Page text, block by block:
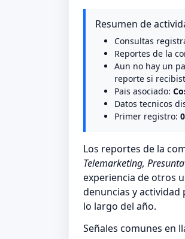
Resumen de
Consultas
Reportes de la
Aun no hay un
reporte si
Pais asociado:
Datos tecnicos
Primer registro:
Los reportes de la
Telemarketing,
experiencia de otros
denuncias y actividad
lo largo del año.
Señales comunes en